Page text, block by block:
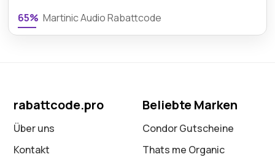
65% Martinic Audio Rabattcode
rabattcode.pro
Über uns
Kontakt
Beliebte Marken
Condor Gutscheine
Thats me Organic